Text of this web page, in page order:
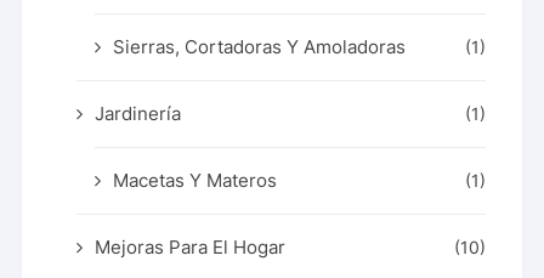
Sierras, Cortadoras Y Amoladoras (1)
Jardinería (1)
Macetas Y Materos (1)
Mejoras Para El Hogar (10)